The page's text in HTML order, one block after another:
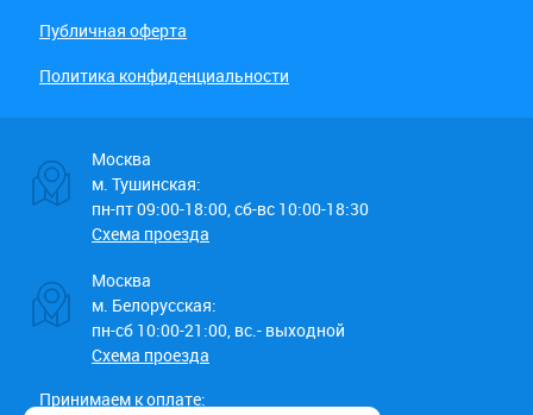
Публичная оферта
Политика конфиденциальности
Москва
м. Тушинская:
пн-пт 09:00-18:00, сб-вс 10:00-18:30
Схема проезда
Москва
м. Белорусская:
пн-сб 10:00-21:00, вс.- выходной
Схема проезда
Принимаем к оплате: